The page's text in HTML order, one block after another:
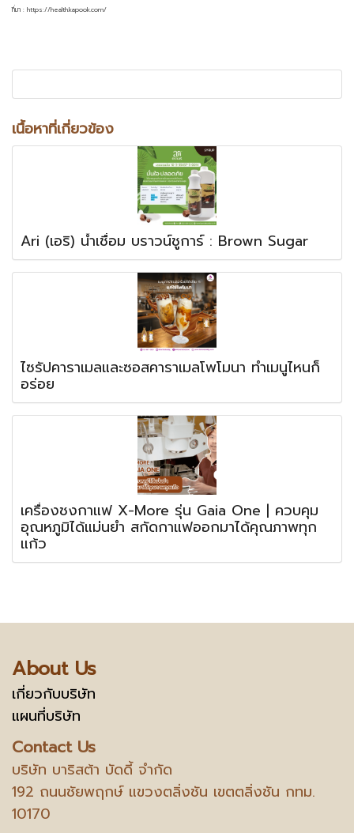
ที่มา : https://health.kapook.com/
เนื้อหาที่เกี่ยวข้อง
Ari (เอริ) น้ำเชื่อม บราวน์ชูการ์ : Brown Sugar
ไซรัปคาราเมลและซอสคาราเมลโพโมนา ทำเมนูไหนก็
อร่อย
เครื่องชงกาแฟ X-More รุ่น Gaia One | ควบคุม
อุณหภูมิได้แม่นยำ สกัดกาแฟออกมาได้คุณภาพทุก
แก้ว
About Us
เกี่ยวกับบริษัท
แผนที่บริษัท
Contact Us
บริษัท บาริสต้า บัดดี้ จำกัด
192 ถนนชัยพฤกษ์ แขวงตลิ่งชัน เขตตลิ่งชัน กทม.
10170